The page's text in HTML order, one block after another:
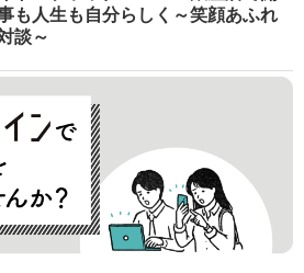
人生も自分らしく～笑顔あふれ
談～